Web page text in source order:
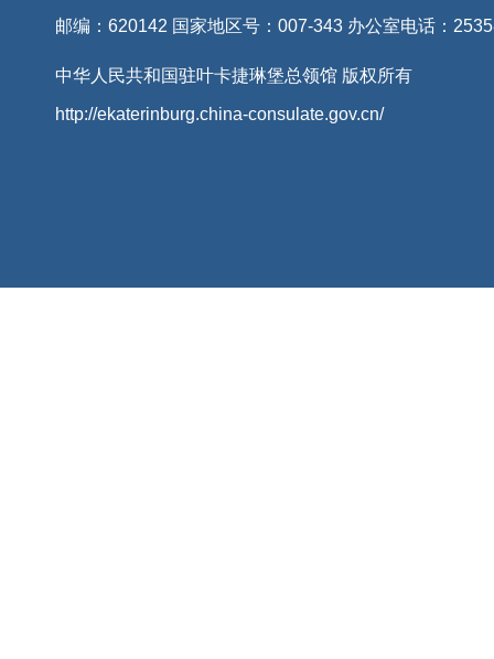
邮编：620142 国家地区号：007-343 办公室电话：
中华人民共和国驻叶卡捷琳堡总领馆 版权所有
http://ekaterinburg.china-consulate.gov.cn/